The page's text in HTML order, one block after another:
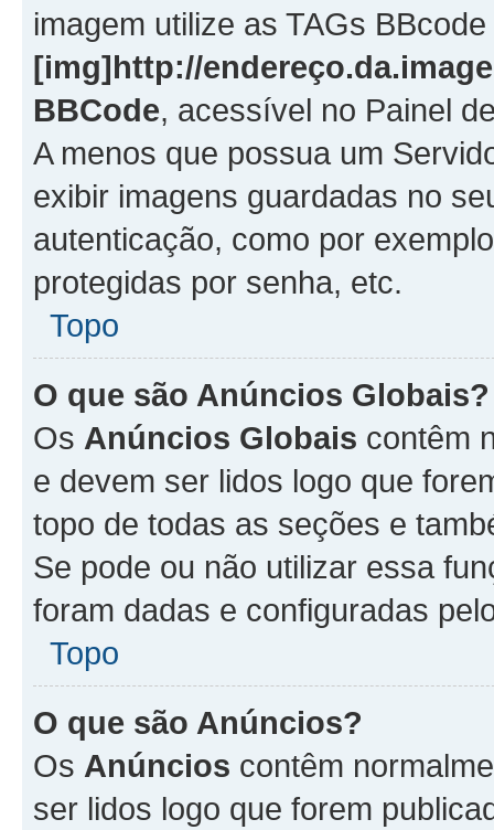
imagem utilize as TAGs BBcode
[img]http://
BBCode, acessível no Painel
A menos que possua um
exibir imagens guardadas no
autenticação, como por
protegidas por senha, etc.
Topo
O que são Anúncios Globais?
Os Anúncios Globais contêm
e devem ser lidos logo que
topo de todas as seções e
Se pode ou não utilizar essa
foram dadas e configuradas
Topo
O que são Anúncios?
Os Anúncios contêm
ser lidos logo que forem